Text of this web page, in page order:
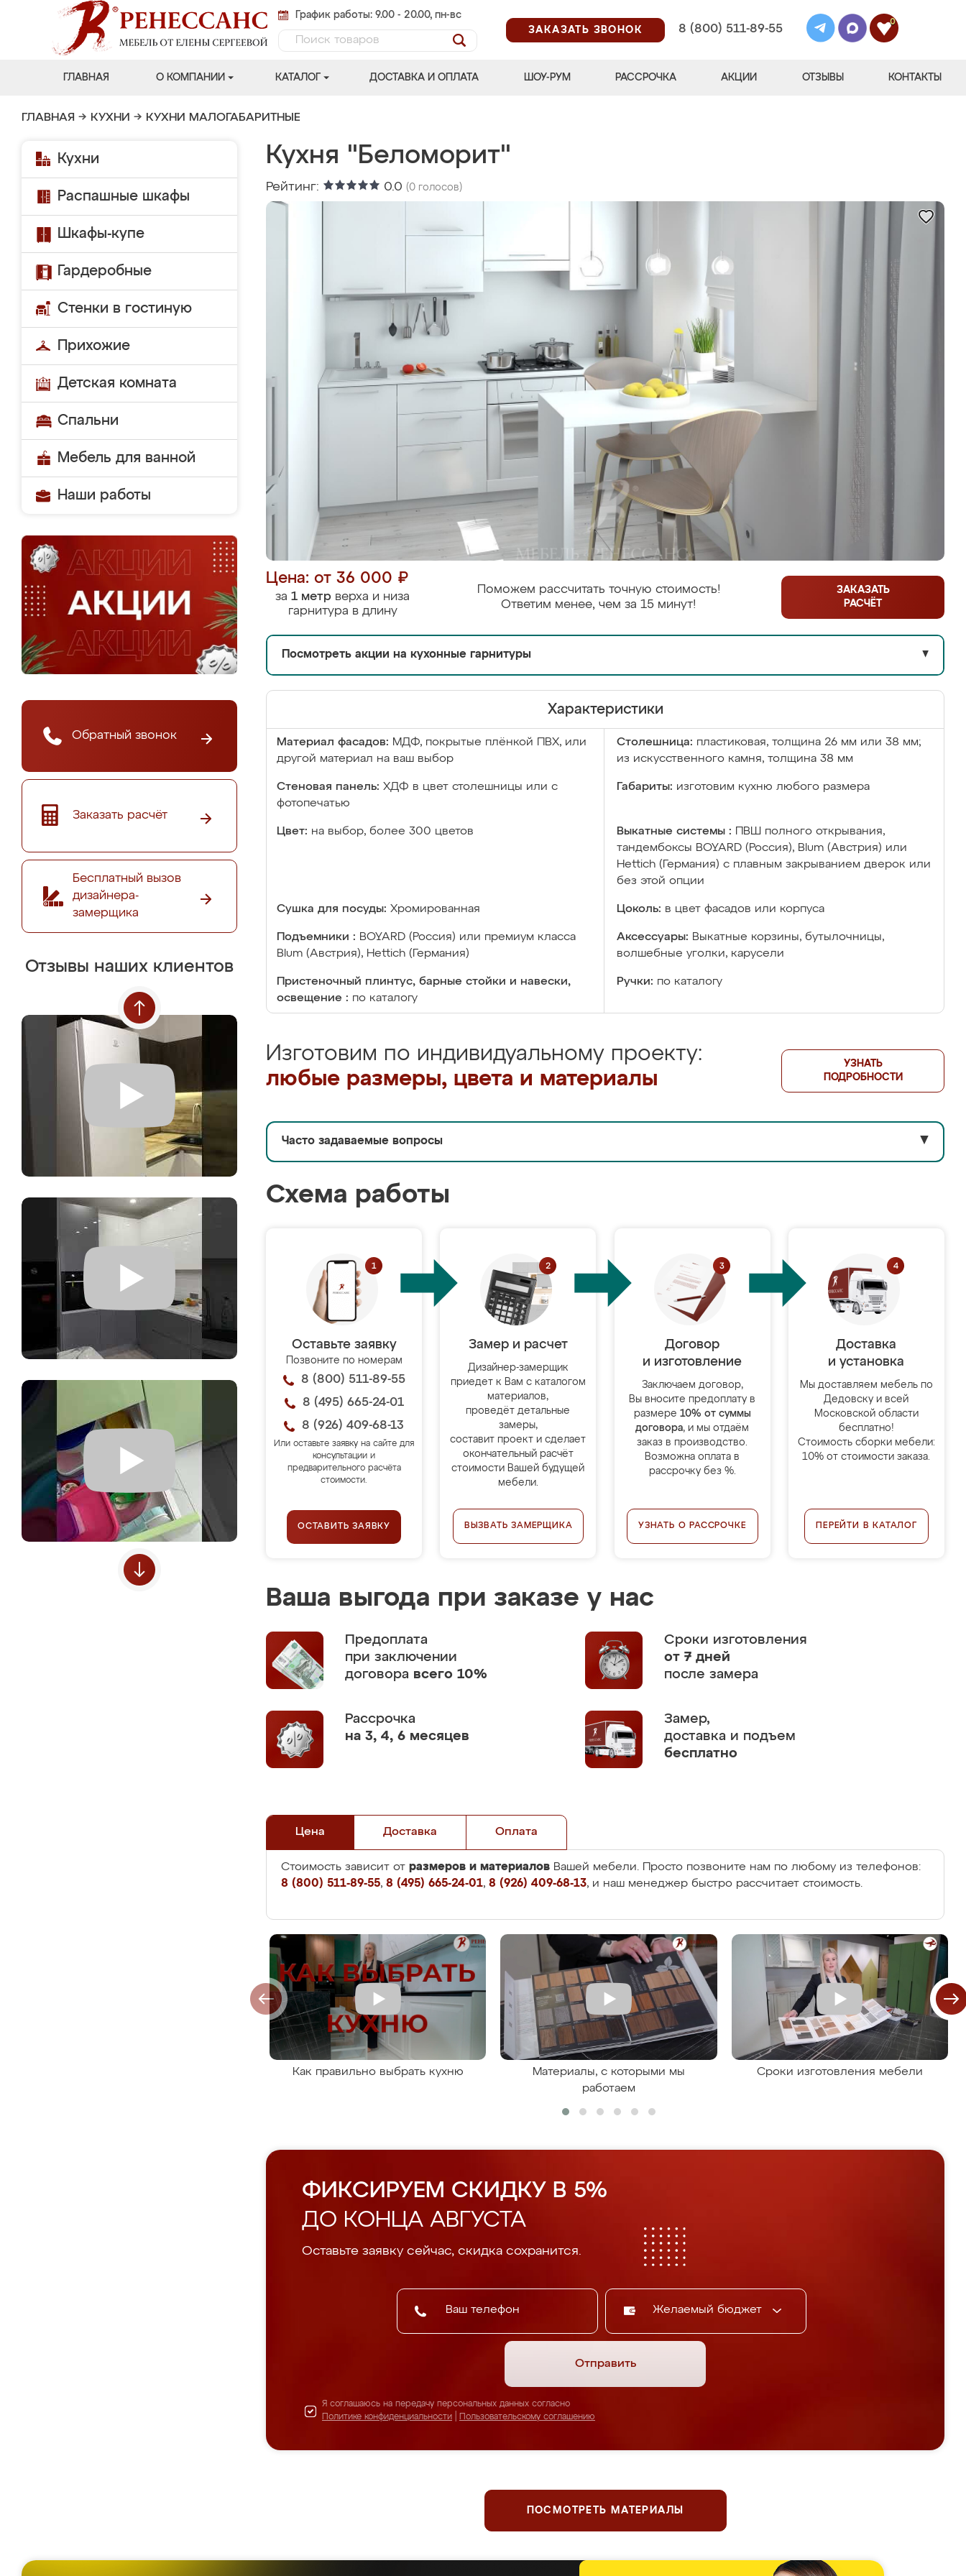
График работы: 9.00 - 20.00, пн-вс
ЗАКАЗАТЬ ЗВОНОК
8 (800) 511-89-55
0
ГЛАВНАЯ О КОМПАНИИ КАТАЛОГ ДОСТАВКА И ОПЛАТА ШОУ-РУМ РАССРОЧКА АКЦИИ ОТЗЫВЫ КОНТАКТЫ
ГЛАВНАЯ → КУХНИ → КУХНИ МАЛОГАБАРИТНЫЕ
Кухни
Распашные шкафы
Шкафы-купе
Гардеробные
Стенки в гостиную
Прихожие
Детская комната
Спальни
Мебель для ванной
Наши работы
Обратный звонок
Заказать расчёт
Бесплатный вызов
дизайнера-
замерщика
Отзывы наших клиентов
Кухня "Беломорит"
Рейтинг: 0.0 (0 голосов)
Цена: от 36 000 ₽
за 1 метр верха и низа
гарнитура в длину
Поможем рассчитать точную стоимость!
Ответим менее, чем за 15 минут!
ЗАКАЗАТЬ
РАСЧЁТ
Посмотреть акции на кухонные гарнитуры ▼
Характеристики
Материал фасадов: МДФ, покрытые плёнкой ПВХ, или
другой материал на ваш выбор
Столешница: пластиковая, толщина 26 мм или 38 мм;
из искусственного камня, толщина 38 мм
Стеновая панель: ХДФ в цвет столешницы или с
фотопечатью
Габариты: изготовим кухню любого размера
Цвет: на выбор, более 300 цветов Выкатные системы :
ПВШ полного открывания,
тандембоксы BOYARD (Россия), Blum (Австрия) или
Hettich (Германия) с плавным закрыванием дверок или
без этой опции
Сушка для посуды: Хромированная Цоколь: в цвет фасадов или корпуса
Подъемники : BOYARD (Россия) или премиум класса
Blum (Австрия), Hettich (Германия)
Аксессуары: Выкатные корзины, бутылочницы,
волшебные уголки, карусели
Пристеночный плинтус, барные стойки и навески,
освещение : по каталогу
Ручки: по каталогу
Изготовим по индивидуальному проекту:
любые размеры, цвета и материалы
УЗНАТЬ
ПОДРОБНОСТИ
Часто задаваемые вопросы ▼
Схема работы
Оставьте заявку
Позвоните по номерам
8 (800) 511-89-55
8 (495) 665-24-01
8 (926) 409-68-13
Или оставьте заявку на сайте для
консультации и
предварительного расчёта
стоимости.
ОСТАВИТЬ ЗАЯВКУ
Замер и расчет
Дизайнер-замерщик
приедет к Вам с каталогом
материалов,
проведёт детальные
замеры,
составит проект и сделает
окончательный расчёт
стоимости Вашей будущей
мебели.
ВЫЗВАТЬ ЗАМЕРЩИКА
Договор
и изготовление
Заключаем договор,
Вы вносите предоплату в
размере 10% от суммы
договора, и мы отдаём
заказ в производство.
Возможна оплата в
рассрочку без %.
УЗНАТЬ О РАССРОЧКЕ
Доставка
и установка
Мы доставляем мебель по
Дедовску и всей
Московской области
бесплатно!
Стоимость сборки мебели:
10% от стоимости заказа.
ПЕРЕЙТИ В КАТАЛОГ
Ваша выгода при заказе у нас
Предоплата
при заключении
договора всего 10%
Сроки изготовления
от 7 дней
после замера
Рассрочка
на 3, 4, 6 месяцев
Замер,
доставка и подъем
бесплатно
Цена Доставка Оплата
Стоимость зависит от размеров и материалов Вашей мебели. Просто позвоните нам по любому из телефонов:
8 (800) 511-89-55, 8 (495) 665-24-01, 8 (926) 409-68-13, и наш менеджер быстро рассчитает стоимость.
Как правильно выбрать кухню
Материалы, с которыми мы
работаем
Сроки изготовления мебели
ФИКСИРУЕМ СКИДКУ В 5%
ДО КОНЦА АВГУСТА
Оставьте заявку сейчас, скидка сохранится.
Желаемый бюджет
Отправить
Я соглашаюсь на передачу персональных данных согласно
Политике конфиденциальности
Пользовательскому соглашению
ПОСМОТРЕТЬ МАТЕРИАЛЫ